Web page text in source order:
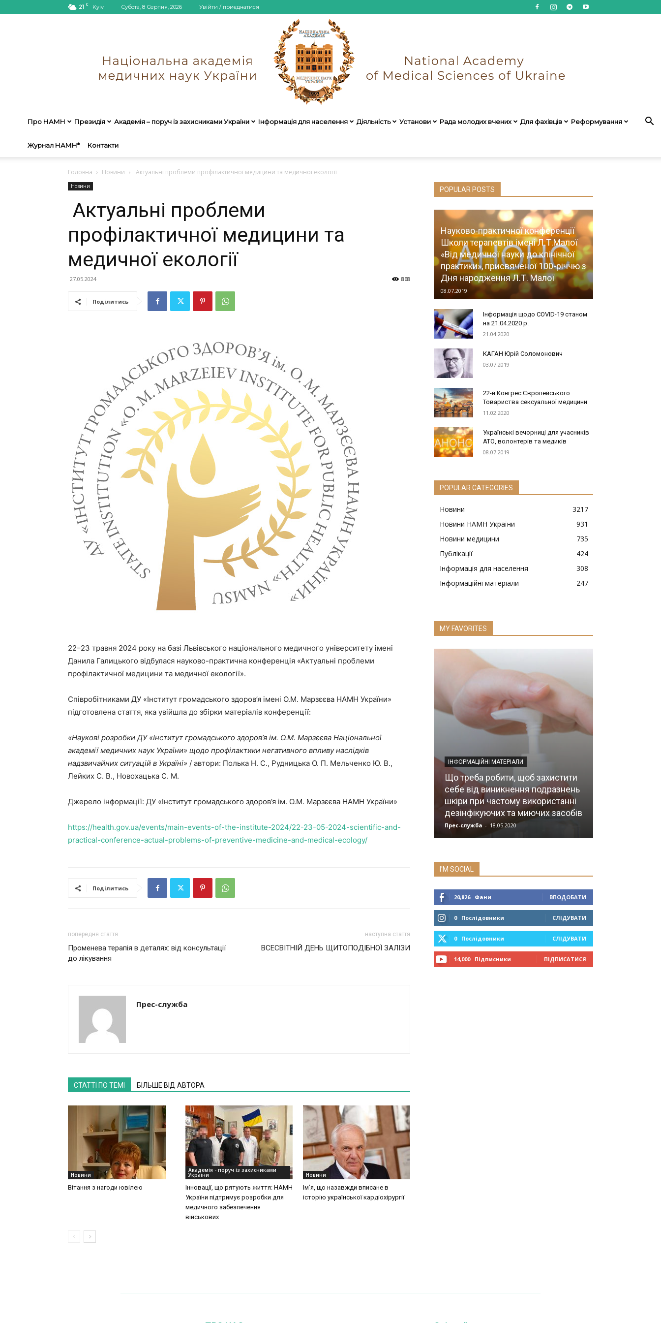
21 C Kyiv Субота, 8 Серпня, 2026 Увійти / приєднатися
Про НАМН Президія Академія – поруч із захисниками України Інформація для населення Діяльність Установи Рада молодих вчених Для фахівців Реформування
Журнал НАМН* Контакти
Головна Новини Актуальні проблеми профілактичної медицини та медичної екології
Новини
Актуальні проблеми
профілактичної медицини та
медичної екології
27.05.2024 868
Поділитись
22–23 травня 2024 року на базі Львівського національного медичного університету імені
Данила Галицького відбулася науково-практична конференція «Актуальні проблеми
профілактичної медицини та медичної екології».
Співробітниками ДУ «Інститут громадського здоров’я імені О.М. Марзєєва НАМН України»
підготовлена стаття, яка увійшла до збірки матеріалів конференції:
«Наукові розробки ДУ «Інститут громадського здоров’я ім. О.М. Марзєєва Національної
академії медичних наук України» щодо профілактики негативного впливу наслідків
надзвичайних ситуацій в Україні» / автори: Полька Н. С., Рудницька О. П. Мельченко Ю. В.,
Лейких С. В., Новохацька С. М.
Джерело інформації: ДУ «Інститут громадського здоров’я ім. О.М. Марзєєва НАМН України»
https://health.gov.ua/events/main-events-of-the-institute-2024/22-23-05-2024-scientific-and-
practical-conference-actual-problems-of-preventive-medicine-and-medical-ecology/
Поділитись
попередня стаття
Променева терапія в деталях: від консультації
до лікування
наступна стаття
ВСЕСВІТНІЙ ДЕНЬ ЩИТОПОДІБНОЇ ЗАЛІЗИ
Прес-служба
СТАТТІ ПО ТЕМІ БІЛЬШЕ ВІД АВТОРА
Новини
Вітання з нагоди ювілею
Академія - поруч із захисниками
України
Інновації, що рятують життя: НАМН
України підтримує розробки для
медичного забезпечення
військових
Новини
Ім’я, що назавжди вписане в
історію української кардіохірургії
POPULAR POSTS
Науково-практичної конференції
Школи терапевтів імені Л.Т.Малої
«Від медичної науки до клінічної
практики», присвяченої 100-річчю з
Дня народження Л.Т. Малої
08.07.2019
Інформація щодо COVID-19 станом
на 21.04.2020 р.
21.04.2020
КАГАН Юрій Соломонович
03.07.2019
22-й Конгрес Європейського
Товариства сексуальної медицини
11.02.2020
Українські вечорниці для учасників
АТО, волонтерів та медиків
08.07.2019
POPULAR CATEGORIES
Новини
3217
Новини НАМН України
931
Новини медицини
735
Публікації
424
Інформація для населення
308
Інформаційні матеріали
247
MY FAVORITES
ІНФОРМАЦІЙНІ МАТЕРІАЛИ
Що треба робити, щоб захистити
себе від виникнення подразнень
шкіри при частому використанні
дезінфікуючих та миючих засобів
Прес-служба - 18.05.2020
I'M SOCIAL
20,826 Фани ВПОДОБАТИ
0 Послідовники СЛІДУВАТИ
0 Послідовники СЛІДУВАТИ
14,000 Підписники ПІДПИСАТИСЯ